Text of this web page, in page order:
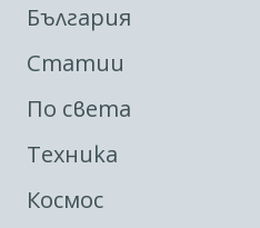
България
Статии
По света
Техника
Космос